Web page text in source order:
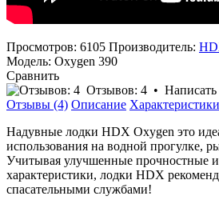
Просмотров: 6105 Производитель:
Модель: Oxygen 390
Сравнить
Отзывов: 4 • Написать
Отзывы (4) Описание Характеристики
Надувные лодки HDX Oxygen это
использования на водной прогулке,
Учитывая улучшенные прочностные
характеристики, лодки HDX
спасательными службами!